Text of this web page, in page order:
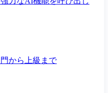
から上級まで